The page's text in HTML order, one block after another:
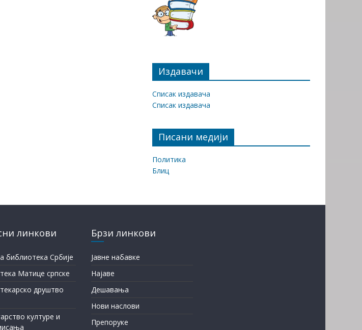
Издавачи
Списак издавача
Списак издавача
Писани медији
Политика
Блиц
линкови
библиотека Србије
Матице српске
друштво
културе и
Брзи линкови
Јавне набавке
Најаве
Дешавања
Нови наслови
Препоруке